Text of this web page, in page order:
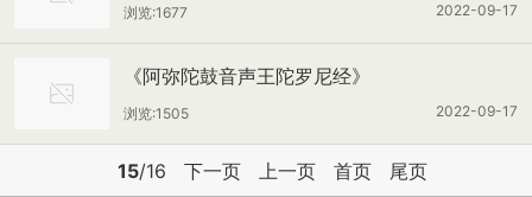
2022-09-17
浏览:1677
《阿弥陀鼓音声王陀罗尼经》
2022-09-17
浏览:1505
15/16 下一页 上一页 首页 尾页